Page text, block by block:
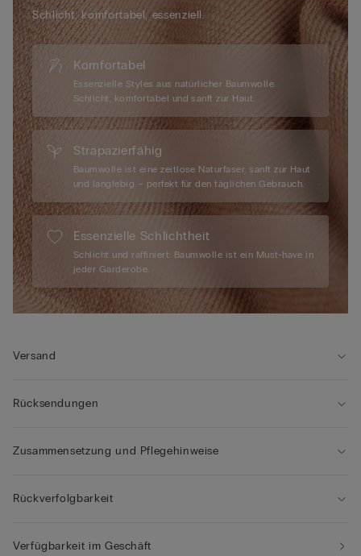
Schlicht, komfortabel, essenziell.
Komfortabel
Essenzielle Styles aus natürlicher Baumwolle.
Schlicht, komfortabel und sanft zur Haut.
Strapazierfähig
Baumwolle ist eine zeitlose Naturfaser, sanft zur Haut
und langlebig – perfekt für den täglichen Gebrauch.
Essenzielle Schlichtheit
Schlicht und raffiniert: Baumwolle ist ein Must-have in
jeder Garderobe.
Versand
Rücksendungen
Zusammensetzung und Pflegehinweise
Rückverfolgbarkeit
Verfügbarkeit im Geschäft